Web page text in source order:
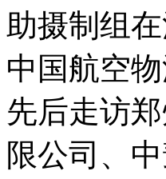
助摄制组
中国航空
先后走访
限公司、